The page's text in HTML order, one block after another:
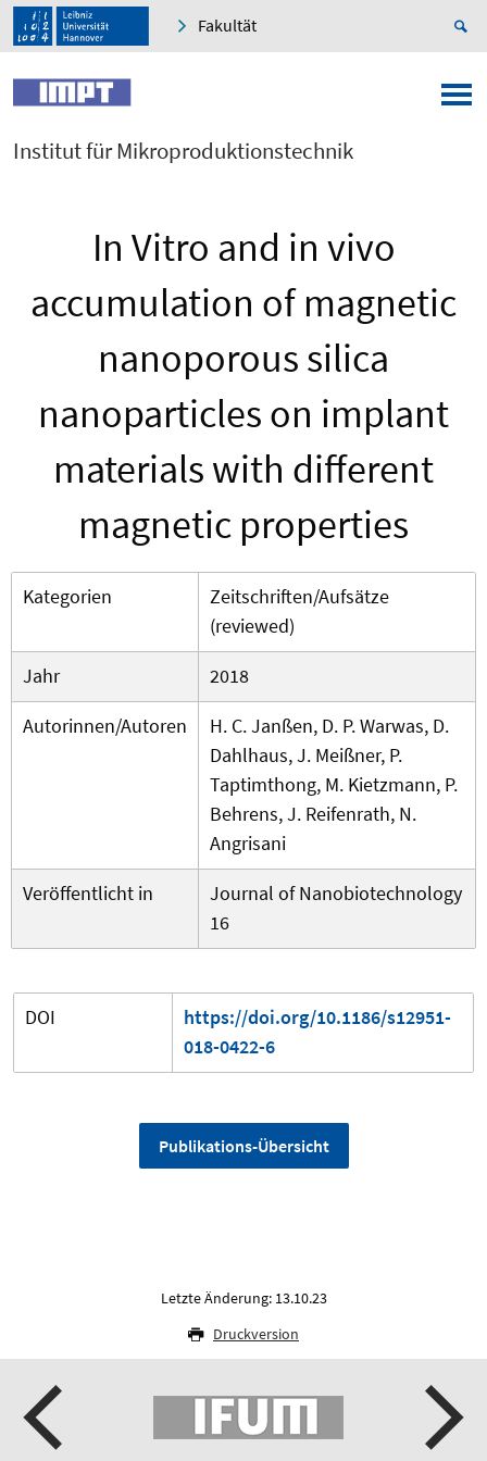
Fakultät
Institut für Mikroproduktionstechnik
In Vitro and in vivo
accumulation of magnetic
nanoporous silica
nanoparticles on implant
materials with different
magnetic properties
Kategorien
Zeitschriften/Aufsätze
(reviewed)
Jahr
2018
Autorinnen/Autoren
H. C. Janßen, D. P. Warwas, D.
Dahlhaus, J. Meißner, P.
Taptimthong, M. Kietzmann, P.
Behrens, J. Reifenrath, N.
Angrisani
Veröffentlicht in
Journal of Nanobiotechnology
16
DOI
https://doi.org/10.1186/s12951-
018-0422-6
Publikations-Übersicht
Letzte Änderung: 13.10.23
Druckversion